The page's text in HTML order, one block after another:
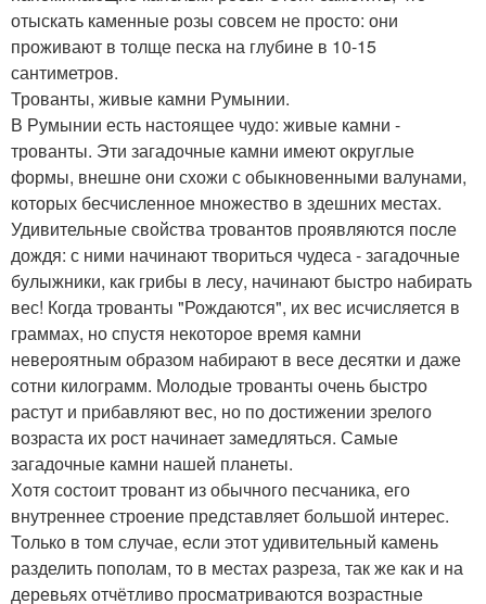
отыскать каменные розы совсем не просто: они
проживают в толще песка на глубине в 10-15
сантиметров.
Трованты, живые камни Румынии.
В Румынии есть настоящее чудо: живые камни -
трованты. Эти загадочные камни имеют округлые
формы, внешне они схожи с обыкновенными валунами,
которых бесчисленное множество в здешних местах.
Удивительные свойства тровантов проявляются после
дождя: с ними начинают твориться чудеса - загадочные
булыжники, как грибы в лесу, начинают быстро набирать
вес! Когда трованты "Рождаются", их вес исчисляется в
граммах, но спустя некоторое время камни
невероятным образом набирают в весе десятки и даже
сотни килограмм. Молодые трованты очень быстро
растут и прибавляют вес, но по достижении зрелого
возраста их рост начинает замедляться. Самые
загадочные камни нашей планеты.
Хотя состоит тровант из обычного песчаника, его
внутреннее строение представляет большой интерес.
Только в том случае, если этот удивительный камень
разделить пополам, то в местах разреза, так же как и на
деревьях отчётливо просматриваются возрастные